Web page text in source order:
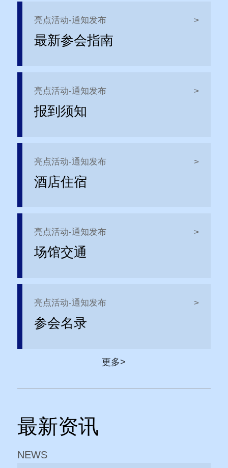
亮点活动-通知发布 >
最新参会指南
亮点活动-通知发布 >
报到须知
亮点活动-通知发布 >
酒店住宿
亮点活动-通知发布 >
场馆交通
亮点活动-通知发布 >
参会名录
更多>
最新资讯
NEWS